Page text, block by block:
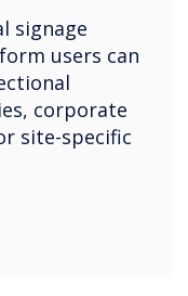
signage
users can
corporate
site-specific